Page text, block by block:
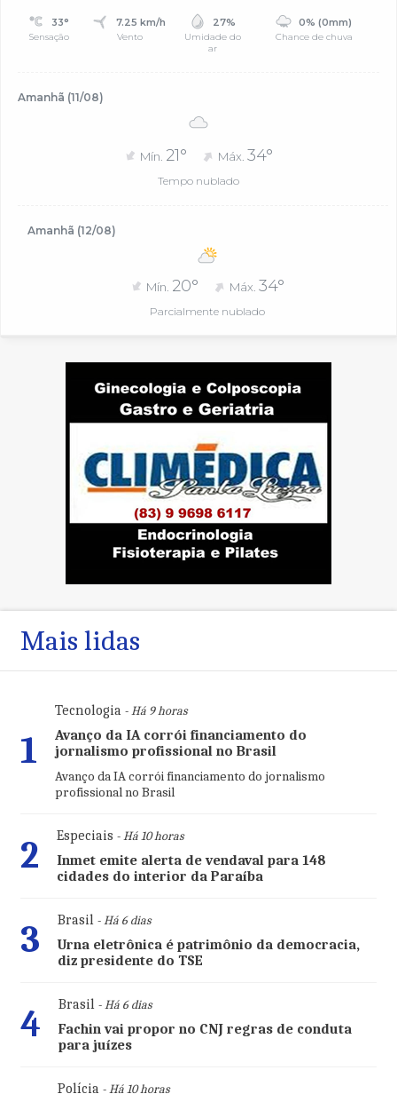
33°
Sensação
7.25 km/h
Vento
27%
Umidade do
ar
0% (0mm)
Chance de chuva
Amanhã (11/08)
Mín. 21° Máx. 34°
Tempo nublado
Amanhã (12/08)
Mín. 20° Máx. 34°
Parcialmente nublado
Mais lidas
1
Tecnologia- Há 9 horas
Avanço da IA corrói financiamento do
jornalismo profissional no Brasil
Avanço da IA corrói financiamento do jornalismo
profissional no Brasil
2 Especiais - Há 10 horas
Inmet emite alerta de vendaval para 148
cidades do interior da Paraíba
3 Brasil- Há 6 dias
Urna eletrônica é patrimônio da democracia,
diz presidente do TSE
4 Brasil- Há 6 dias
Fachin vai propor no CNJ regras de conduta
para juízes
Polícia- Há 10 horas